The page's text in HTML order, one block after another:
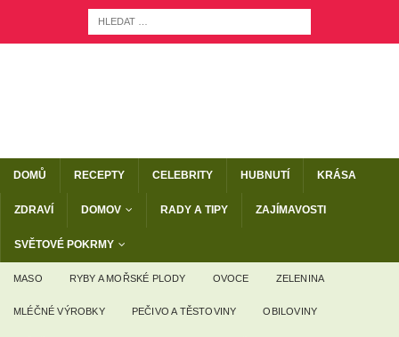
DOMŮ RECEPTY CELEBRITY HUBNUTÍ KRÁSA
ZDRAVÍ DOMOV RADY A TIPY ZAJÍMAVOSTI
SVĚTOVÉ POKRMY
MASO RYBY A MOŘSKÉ PLODY OVOCE ZELENINA
MLÉČNÉ VÝROBKY PEČIVO A TĚSTOVINY OBILOVINY